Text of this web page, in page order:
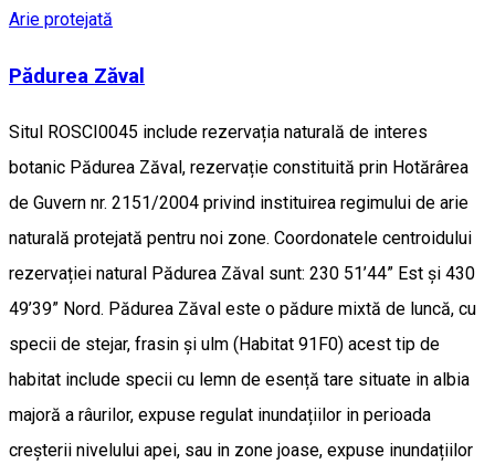
Arie protejată
Pădurea Zăval
Situl ROSCI0045 include rezervația naturală de interes
botanic Pădurea Zăval, rezervație constituită prin Hotărârea
de Guvern nr. 2151/2004 privind instituirea regimului de arie
naturală protejată pentru noi zone. Coordonatele centroidului
rezervației natural Pădurea Zăval sunt: 230 51’44” Est și 430
49’39” Nord. Pădurea Zăval este o pădure mixtă de luncă, cu
specii de stejar, frasin și ulm (Habitat 91F0) acest tip de
habitat include specii cu lemn de esență tare situate in albia
majoră a râurilor, expuse regulat inundațiilor in perioada
creșterii nivelului apei, sau in zone joase, expuse inundațiilor